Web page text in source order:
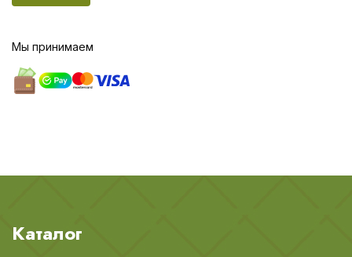
Мы принимаем
Каталог